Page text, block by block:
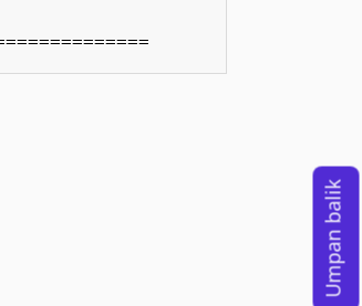
Umpan balik